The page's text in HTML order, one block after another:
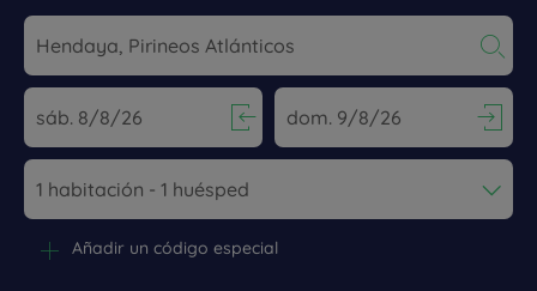
Navigate forward to interact with the calendar and select a
Navigate backward to interact
Añadir un código especial